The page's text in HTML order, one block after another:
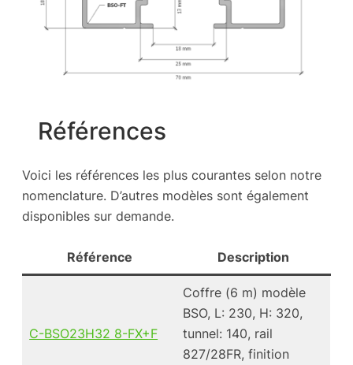
Références
Voici les références les plus courantes selon notre
nomenclature. D’autres modèles sont également
disponibles sur demande.
Référence Description
C-BSO23H32 8-FX+F
Coffre (6 m) modèle
BSO, L: 230, H: 320,
tunnel: 140, rail
827/28FR, finition